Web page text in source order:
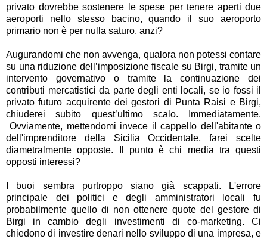
privato dovrebbe sostenere le spese per tenere aperti due
aeroporti nello stesso bacino, quando il suo aeroporto
primario non è per nulla saturo, anzi?
Augurandomi che non avvenga, qualora non potessi contare
su una riduzione dell’imposizione fiscale su Birgi, tramite un
intervento governativo o tramite la continuazione dei
contributi mercatistici da parte degli enti locali, se io fossi il
privato futuro acquirente dei gestori di Punta Raisi e Birgi,
chiuderei subito quest’ultimo scalo. Immediatamente.
Ovviamente, mettendomi invece il cappello dell'abitante o
dell'imprenditore della Sicilia Occidentale, farei scelte
diametralmente opposte. Il punto è chi media tra questi
opposti interessi?
I buoi sembra purtroppo siano già scappati. L'errore
principale dei politici e degli amministratori locali fu
probabilmente quello di non ottenere quote del gestore di
Birgi in cambio degli investimenti di co-marketing. Ci
chiedono di investire denari nello sviluppo di una impresa, e